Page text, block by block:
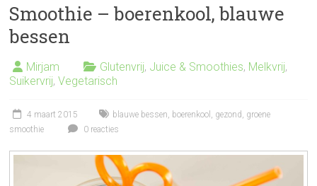
Smoothie – boerenkool, blauwe
bessen
Mirjam Glutenvrij, Juice & Smoothies, Melkvrij,
Suikervrij,Vegetarisch
4 maart 2015 blauwe bessen boerenkool gezond
groene
smoothie
0 reacties